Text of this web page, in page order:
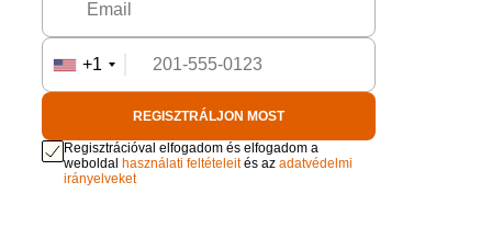
+1
REGISZTRÁLJON MOST
Regisztrációval elfogadom és elfogadom a
weboldal használati feltételeités azadatvédelmi
irányelveket